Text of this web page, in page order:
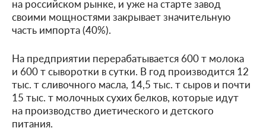
на российском рынке, и уже на старте завод
своими мощностями закрывает значительную
часть импорта (40%).
На предприятии перерабатывается 600 т молока
и 600 т сыворотки в сутки. В год производится 12
тыс. т сливочного масла, 14,5 тыс. т сыров и почти
15 тыс. т молочных сухих белков, которые идут
на производство диетического и детского
питания.